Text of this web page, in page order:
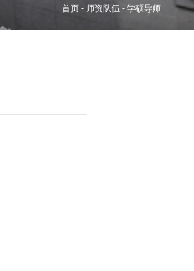
首页 - 师资队伍 - 学硕导师